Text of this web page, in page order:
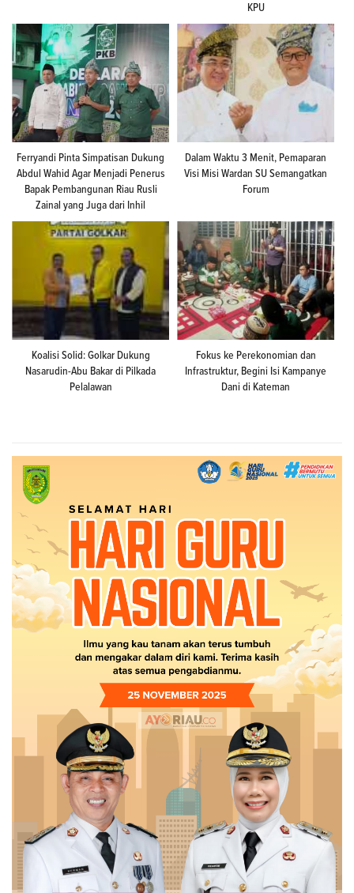
KPU
Ferryandi Pinta Simpatisan Dukung
Abdul Wahid Agar Menjadi Penerus
Bapak Pembangunan Riau Rusli
Zainal yang Juga dari Inhil
Dalam Waktu 3 Menit, Pemaparan
Visi Misi Wardan SU Semangatkan
Forum
Koalisi Solid: Golkar Dukung
Nasarudin-Abu Bakar di Pilkada
Pelalawan
Fokus ke Perekonomian dan
Infrastruktur, Begini Isi Kampanye
Dani di Kateman